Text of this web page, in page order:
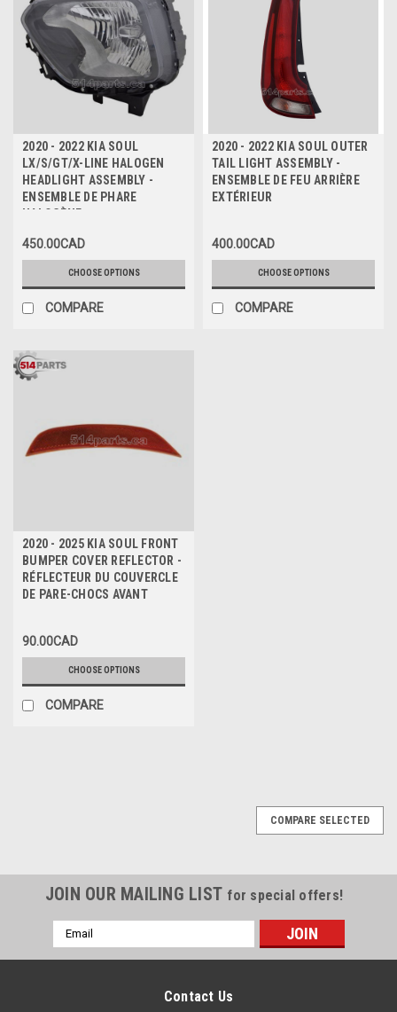
2020 - 2022 KIA SOUL
LX/S/GT/X-LINE HALOGEN
HEADLIGHT ASSEMBLY -
ENSEMBLE DE PHARE
HALOGÈNE
450.00CAD
CHOOSE OPTIONS
COMPARE
2020 - 2022 KIA SOUL OUTER
TAIL LIGHT ASSEMBLY -
ENSEMBLE DE FEU ARRIÈRE
EXTÉRIEUR
400.00CAD
CHOOSE OPTIONS
COMPARE
2020 - 2025 KIA SOUL FRONT
BUMPER COVER REFLECTOR -
RÉFLECTEUR DU COUVERCLE
DE PARE-CHOCS AVANT
90.00CAD
CHOOSE OPTIONS
COMPARE
COMPARE SELECTED
JOIN OUR MAILING LIST for special offers!
Email
Address
Contact Us